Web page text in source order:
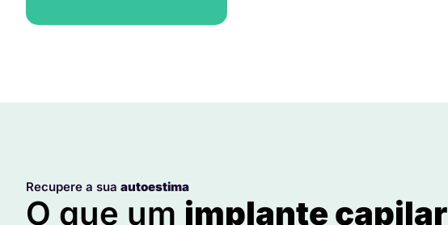
Recupere a sua autoestima
O que um implante capilar